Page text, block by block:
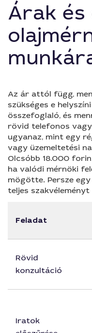
Árak és
Az ár attól függ,
szükséges e
összefoglaló, és
rövid telefonos
ugyanaz, mint egy
vagy üzemeltetési
Olcsóbb 18.000
ha valódi mérnöki
mögötte. Persze
teljes szakvéleményt
Feladat
Rövid
konzultáció
Iratok